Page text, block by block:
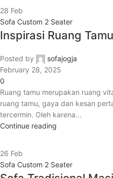
28 Feb
Sofa Custom 2 Seater
Inspirasi Ruang
Posted by
sofajogja
February 28, 2025
0
Ruang tamu merupakan ruang
ruang tamu, gaya dan kesan
tercermin. Oleh karena...
Continue reading
26 Feb
Sofa Custom 2 Seater